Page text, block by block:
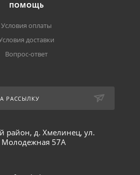
ПОМОЩЬ
Условия оплаты
доставки
Вопрос-ответ
РАССЫЛКУ
район, д. Хмелинец, ул.
Молодежная 57А